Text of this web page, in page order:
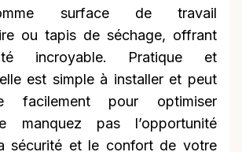
surface de travail
ou tapis de séchage, offrant
incroyable. Pratique et
est simple à installer et peut
facilement pour optimiser
manquez pas l’opportunité
sécurité et le confort de votre